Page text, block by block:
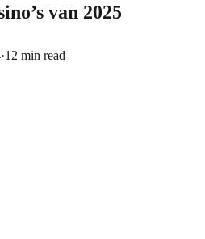
van 2025
·12 min read